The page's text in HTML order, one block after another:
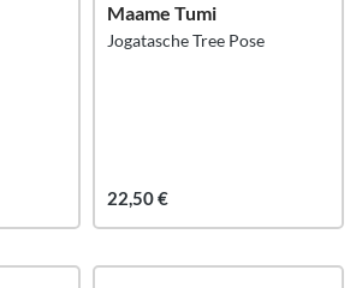
Maame Tumi
Jogatasche Tree Pose
22,50 €